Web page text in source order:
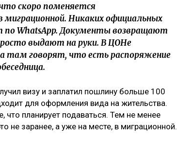
скоро поменяется
миграционной. Никаких официальных
по WhatsApp. Документы возвращают
выдают на руки. В ЦОНе
там говорят, что есть распоряжение
визу и заплатил пошлину больше 100
для оформления вида на жительства.
что планирует подаваться. Тем не менее
не заранее, а уже на месте, в миграционной.